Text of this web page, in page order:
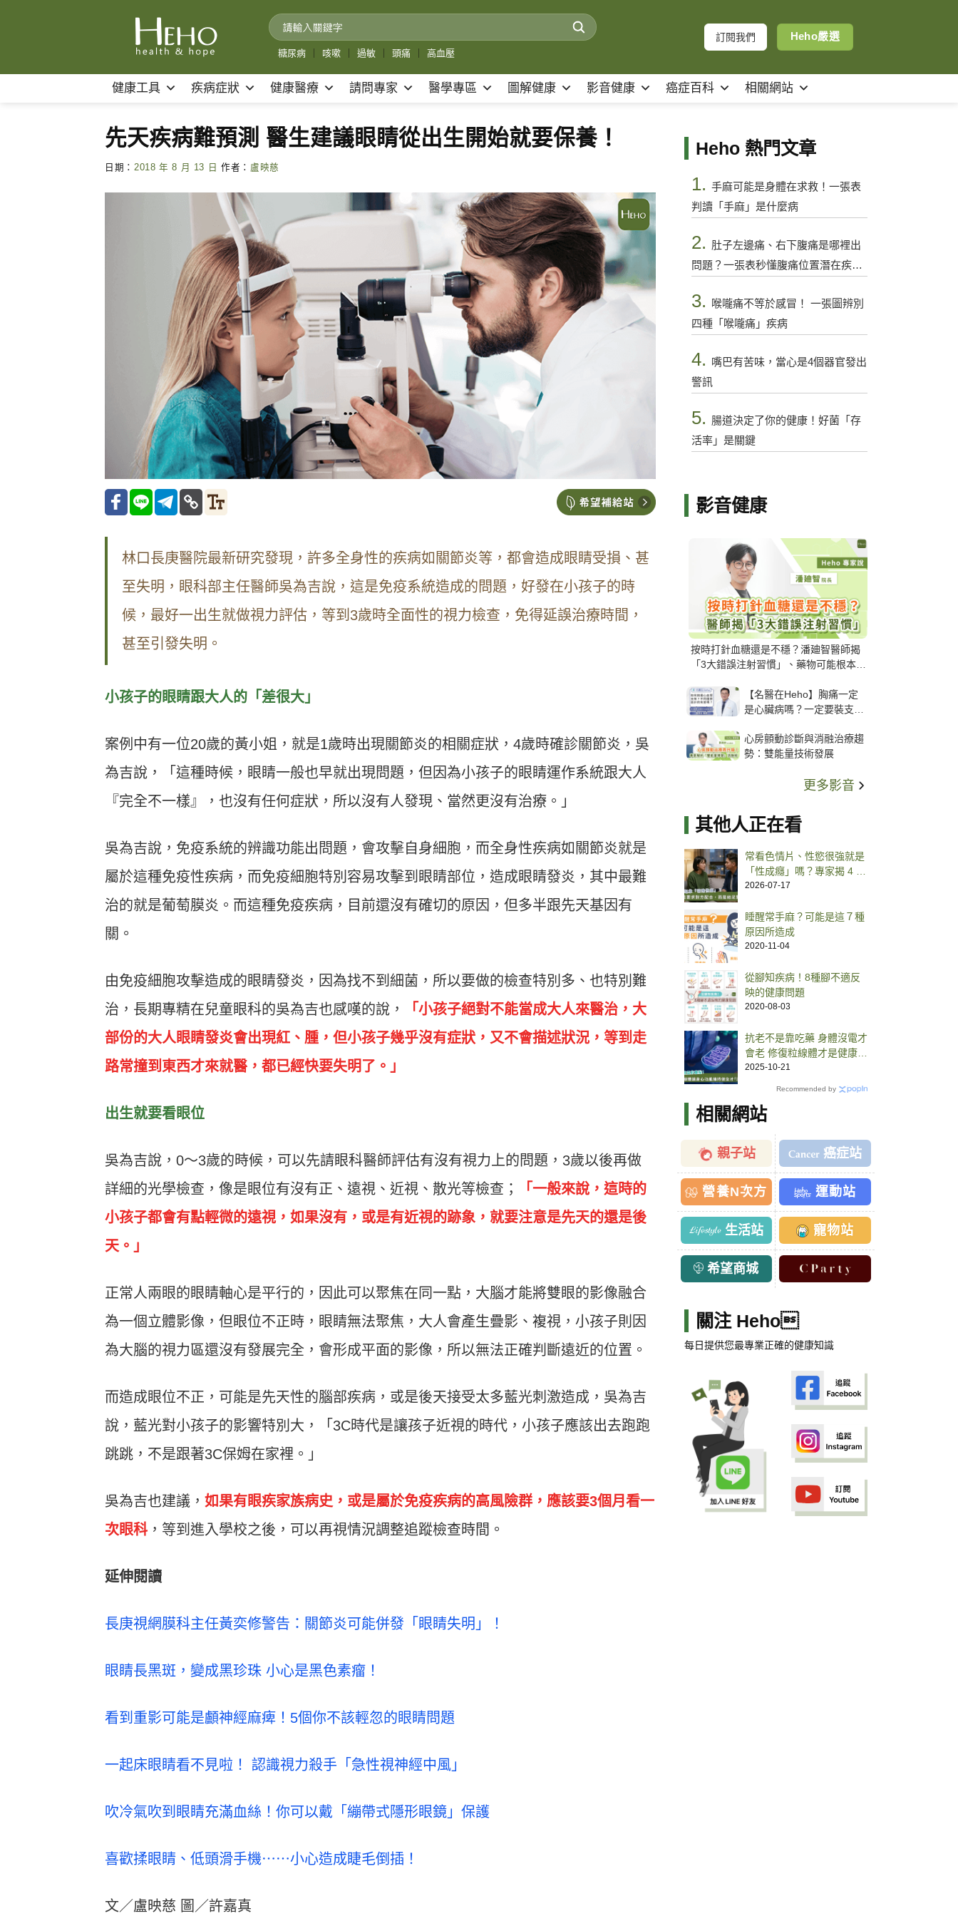
糖尿病 咳嗽 過敏 頭痛 高血壓
訂閱我們 Heho嚴選
健康工具 疾病症狀 健康醫療 請問專家 醫學專區 圖解健康 影音健康 癌症百科 相關網站
先天疾病難預測 醫生建議眼睛從出生開始就要保養！
日期： 2018 年 8 月 13 日 作者： 盧映慈
林口長庚醫院最新研究發現，許多全身性的疾病如關節炎等，都會造成眼睛受損、甚
至失明，眼科部主任醫師吳為吉說，這是免疫系統造成的問題，好發在小孩子的時
候，最好一出生就做視力評估，等到3歲時全面性的視力檢查，免得延誤治療時間，
甚至引發失明。
小孩子的眼睛跟大人的「差很大」
案例中有一位20歲的黃小姐，就是1歲時出現關節炎的相關症狀，4歲時確診關節炎，吳
為吉說，「這種時候，眼睛一般也早就出現問題，但因為小孩子的眼睛運作系統跟大人
『完全不一樣』，也沒有任何症狀，所以沒有人發現、當然更沒有治療。」
吳為吉說，免疫系統的辨識功能出問題，會攻擊自身細胞，而全身性疾病如關節炎就是
屬於這種免疫性疾病，而免疫細胞特別容易攻擊到眼睛部位，造成眼睛發炎，其中最難
治的就是葡萄膜炎。而這種免疫疾病，目前還沒有確切的原因，但多半跟先天基因有
關。
由免疫細胞攻擊造成的眼睛發炎，因為找不到細菌，所以要做的檢查特別多、也特別難
治，長期專精在兒童眼科的吳為吉也感嘆的說，
「小孩子絕對不能當成大人來醫治，大
部份的大人眼睛發炎會出現紅、腫，但小孩子幾乎沒有症狀，又不會描述狀況，等到走
路常撞到東西才來就醫，都已經快要失明了。」
出生就要看眼位
吳為吉說，0～3歲的時候，可以先請眼科醫師評估有沒有視力上的問題，3歲以後再做
詳細的光學檢查，像是眼位有沒有正、遠視、近視、散光等檢查；
「一般來說，這時的
小孩子都會有點輕微的遠視，如果沒有，或是有近視的跡象，就要注意是先天的還是後
天。」
正常人兩眼的眼睛軸心是平行的，因此可以聚焦在同一點，大腦才能將雙眼的影像融合
為一個立體影像，但眼位不正時，眼睛無法聚焦，大人會產生疊影、複視，小孩子則因
為大腦的視力區還沒有發展完全，會形成平面的影像，所以無法正確判斷遠近的位置。
而造成眼位不正，可能是先天性的腦部疾病，或是後天接受太多藍光刺激造成，吳為吉
說，藍光對小孩子的影響特別大，「3C時代是讓孩子近視的時代，小孩子應該出去跑跑
跳跳，不是跟著3C保姆在家裡。」
吳為吉也建議， 如果有眼疾家族病史，或是屬於免疫疾病的高風險群，應該要3個月看一
次眼科 ，等到進入學校之後，可以再視情況調整追蹤檢查時間。
延伸閱讀
長庚視網膜科主任黃奕修警告：關節炎可能併發「眼睛失明」！
眼睛長黑斑，變成黑珍珠 小心是黑色素瘤！
看到重影可能是顱神經麻痺！5個你不該輕忽的眼睛問題
一起床眼睛看不見啦！ 認識視力殺手「急性視神經中風」
吹冷氣吹到眼睛充滿血絲！你可以戴「繃帶式隱形眼鏡」保護
喜歡揉眼睛、低頭滑手機⋯⋯小心造成睫毛倒插！
文／盧映慈 圖／許嘉真
Heho 熱門文章
1. 手麻可能是身體在求救！一張表
判讀「手麻」是什麼病
2. 肚子左邊痛、右下腹痛是哪裡出
問題？一張表秒懂腹痛位置潛在疾病
3.
喉嚨痛不等於感冒！ 一張圖辨別
四種「喉嚨痛」疾病
4. 嘴巴有苦味，當心是4個器官發出
警訊
5. 腸道決定了你的健康！好菌「存
活率」是關鍵
影音健康
按時打針血糖還是不穩？潘廸智醫師揭
「3大錯誤注射習慣」、藥物可能根本沒
【名醫在Heho】胸痛一定
是心臟病嗎？一定要裝支
解析支架種類、風險與選擇
關鍵
心房顫動診斷與消融治療趨
勢：雙能量技術發展
更多影音
其他人正在看
常看色情片、性慾很強就是
「性成癮」嗎？專家揭 4 大
判斷特徵
2026-07-17
睡醒常手麻？可能是這７種
原因所造成
2020-11-04
從腳知疾病！8種腳不適反
映的健康問題
2020-08-03
抗老不是靠吃藥 身體沒電才
會老 修復粒線體才是健康關
鍵
2025-10-21
Recommended by
相關網站
親子站 癌症站
營養N次方 運動站
生活站 寵物站
希望商城
關注 Heho
每日提供您最專業正確的健康知識